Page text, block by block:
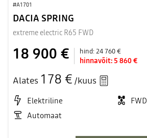
#A1701
DACIA SPRING
extreme electric R65 FWD
18 900 € hind:24 760 €
hinnavõit: 5 860 €
Alates 178 € /kuus
Elektriline
FWD
Automaat